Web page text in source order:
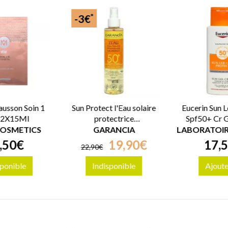
Soin 1
,50€
-3€*
Sun Protect l'Eau solaire
protectrice
métamorphosante
SPF50+ 150ml
GARANCIA
22,90€ 19,90€
Indisponible
Eucerin Sun
Spf50+ Cr
17,